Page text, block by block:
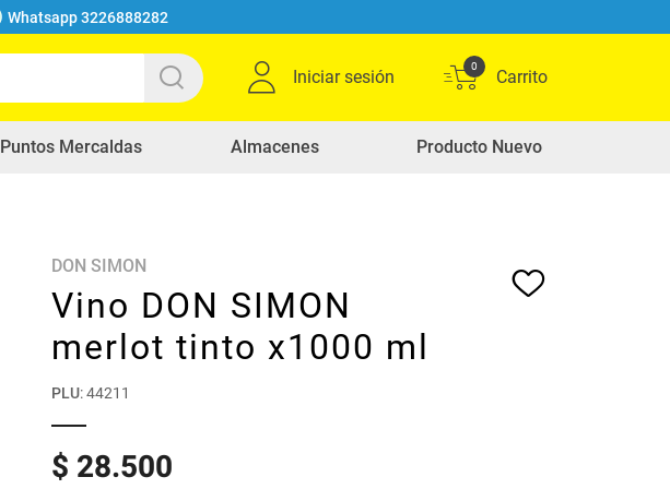
Whatsapp 3226888282
Iniciar sesión
0
Puntos Mercaldas Almacenes Producto Nuevo
DON SIMON
Vino DON SIMON
merlot tinto x1000 ml
PLU:44211
$ 28.500